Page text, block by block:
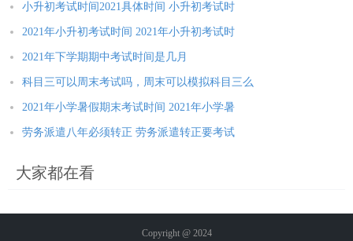
小升初考试时间2021具体时间 小升初考试时
2021年小升初考试时间 2021年小升初考试时
2021年下学期期中考试时间是几月
科目三可以周末考试吗，周末可以模拟科目三么
2021年小学暑假期末考试时间 2021年小学暑
劳务派遣八年必须转正 劳务派遣转正要考试
大家都在看
Copyright @ 2024